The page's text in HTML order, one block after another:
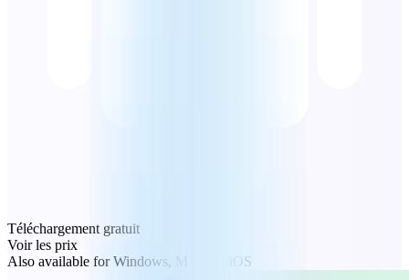
Téléchargement gratuit
Voir les prix
Also available for Windows, Mac and iOS